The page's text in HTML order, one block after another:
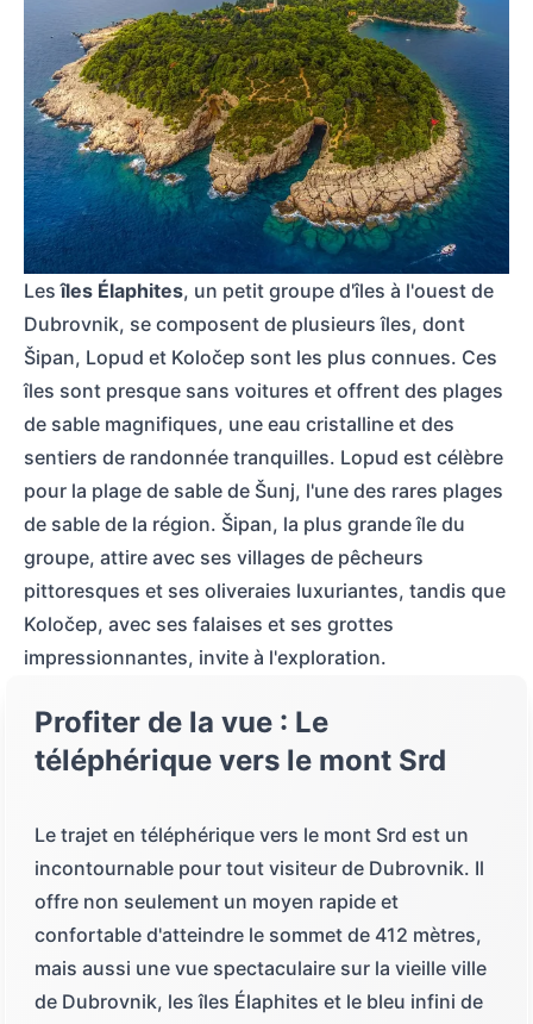
Vue aérienne de l'île de Lokrum devant Dubrovnik, entourée d'une eau
Lesîles Élaphites, un petit groupe d'îles à l'ouest de
Dubrovnik, se composent de plusieurs îles, dont
Šipan, Lopud et Koločep sont les plus connues. Ces
îles sont presque sans voitures et offrent des plages
de sable magnifiques, une eau cristalline et des
sentiers de randonnée tranquilles. Lopud est célèbre
pour la plage de sable de Šunj, l'une des rares plages
de sable de la région. Šipan, la plus grande île du
groupe, attire avec ses villages de pêcheurs
pittoresques et ses oliveraies luxuriantes, tandis que
Koločep, avec ses falaises et ses grottes
impressionnantes, invite à l'exploration.
Profiter de la vue : Le
téléphérique vers le mont Srd
Le trajet en téléphérique vers le mont Srd est un
incontournable pour tout visiteur de Dubrovnik. Il
offre non seulement un moyen rapide et
confortable d'atteindre le sommet de 412 mètres,
mais aussi une vue spectaculaire sur la vieille ville
de Dubrovnik, les îles Élaphites et le bleu infini de